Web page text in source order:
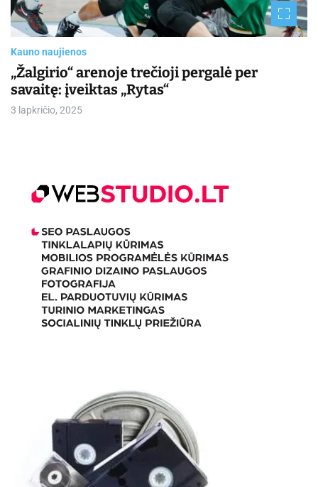
m
e
Kauno naujienos
„Žalgirio“ arenoje trečioji pergalė per
savaitę: įveiktas „Rytas“
3 lapkričio, 2025